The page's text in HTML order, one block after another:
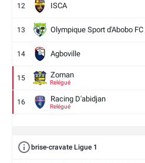
12 ISCA
13 Olympique Sport d'Abobo FC
14 Agboville
15 Zoman
Relégué
16 Racing D'abidjan
Relégué
brise-cravate Ligue 1